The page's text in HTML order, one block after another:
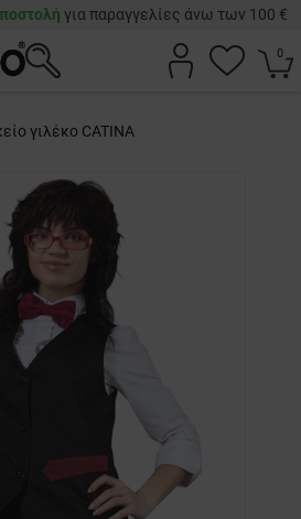
για παραγγελίες άνω των 100 €
0
γιλέκο CATINA